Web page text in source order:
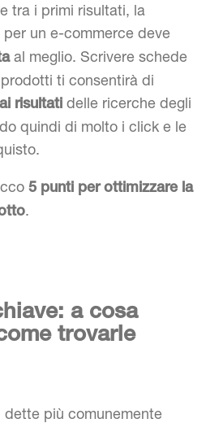
tra i primi risultati, la
per un e-commerce deve
al meglio. Scrivere schede
ti consentirà di
risultati delle ricerche degli
quindi di molto i click e le
5 punti per ottimizzare la
.
a cosa
trovarle
dette più comunemente